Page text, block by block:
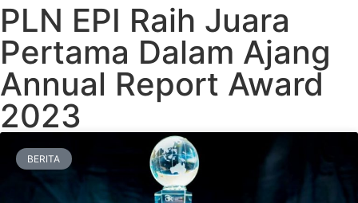
PLN EPI Raih Juara
Pertama Dalam Ajang
Annual Report Award
2023
BERITA